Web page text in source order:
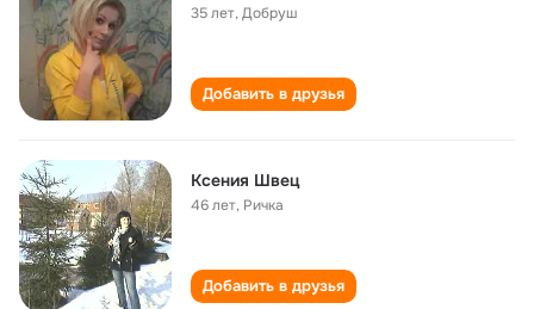
35 лет,Добруш
Добавить в друзья
Ксения Швец
46 лет, Ричка
Добавить в друзья